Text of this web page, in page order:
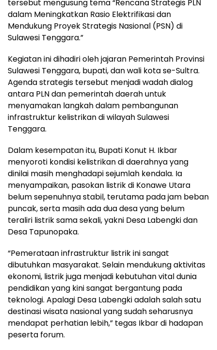
tersebut mengusung tema “Rencana Strategis PLN
dalam Meningkatkan Rasio Elektrifikasi dan
Mendukung Proyek Strategis Nasional (PSN) di
Sulawesi Tenggara.”
Kegiatan ini dihadiri oleh jajaran Pemerintah Provinsi
Sulawesi Tenggara, bupati, dan wali kota se-Sultra.
Agenda strategis tersebut menjadi wadah dialog
antara PLN dan pemerintah daerah untuk
menyamakan langkah dalam pembangunan
infrastruktur kelistrikan di wilayah Sulawesi
Tenggara.
Dalam kesempatan itu, Bupati Konut H. Ikbar
menyoroti kondisi kelistrikan di daerahnya yang
dinilai masih menghadapi sejumlah kendala. Ia
menyampaikan, pasokan listrik di Konawe Utara
belum sepenuhnya stabil, terutama pada jam beban
puncak, serta masih ada dua desa yang belum
teraliri listrik sama sekali, yakni Desa Labengki dan
Desa Tapunopaka.
“Pemerataan infrastruktur listrik ini sangat
dibutuhkan masyarakat. Selain mendukung aktivitas
ekonomi, listrik juga menjadi kebutuhan vital dunia
pendidikan yang kini sangat bergantung pada
teknologi. Apalagi Desa Labengki adalah salah satu
destinasi wisata nasional yang sudah seharusnya
mendapat perhatian lebih,” tegas Ikbar di hadapan
peserta forum.